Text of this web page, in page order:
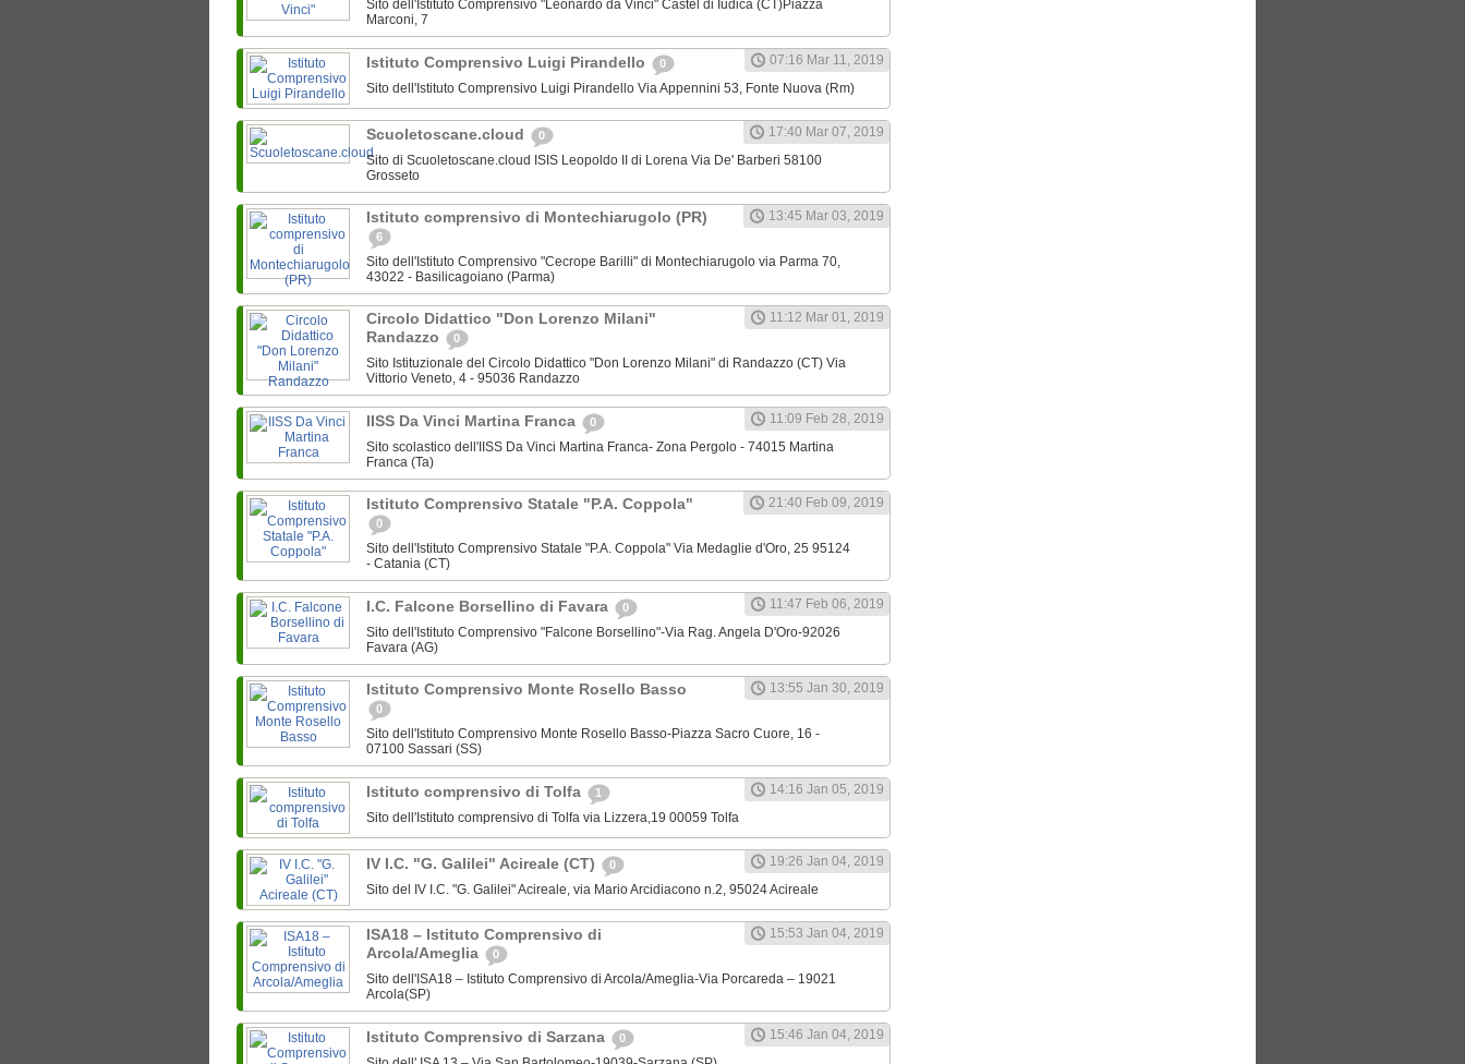
Sito dell'Istituto Comprensivo "Leonardo da Vinci" Castel di Iudica (CT)Piazza
Marconi, 7
Istituto Comprensivo Luigi Pirandello 0
07:16 Mar 11, 2019
Sito dell'Istituto Comprensivo Luigi Pirandello Via Appennini 53, Fonte Nuova (Rm)
Scuoletoscane.cloud 0
17:40 Mar 07, 2019
Sito di Scuoletoscane.cloud ISIS Leopoldo II di Lorena Via De' Barberi 58100
Grosseto
Istituto comprensivo di Montechiarugolo (PR)
6
13:45 Mar 03, 2019
Sito dell'Istituto Comprensivo "Cecrope Barilli" di Montechiarugolo via Parma 70,
43022 - Basilicagoiano (Parma)
Circolo Didattico "Don Lorenzo Milani"
Randazzo
0
11:12 Mar 01, 2019
Sito Istituzionale del Circolo Didattico "Don Lorenzo Milani" di Randazzo (CT) Via
Vittorio Veneto, 4 - 95036 Randazzo
IISS Da Vinci Martina Franca 0
11:09 Feb 28, 2019
Sito scolastico dell'IISS Da Vinci Martina Franca- Zona Pergolo - 74015 Martina
Franca (Ta)
Istituto Comprensivo Statale "P.A. Coppola"
0
21:40 Feb 09, 2019
Sito dell'Istituto Comprensivo Statale "P.A. Coppola" Via Medaglie d'Oro, 25 95124
- Catania (CT)
I.C. Falcone Borsellino di Favara 0
11:47 Feb 06, 2019
Sito dell'Istituto Comprensivo "Falcone Borsellino"-Via Rag. Angela D'Oro-92026
Favara (AG)
Istituto Comprensivo Monte Rosello Basso
0
13:55 Jan 30, 2019
Sito dell'Istituto Comprensivo Monte Rosello Basso-Piazza Sacro Cuore, 16 -
07100 Sassari (SS)
Istituto comprensivo di Tolfa 1
14:16 Jan 05, 2019
Sito dell'Istituto comprensivo di Tolfa via Lizzera,19 00059 Tolfa
IV I.C. "G. Galilei" Acireale (CT) 0
19:26 Jan 04, 2019
Sito del IV I.C. "G. Galilei" Acireale, via Mario Arcidiacono n.2, 95024 Acireale
ISA18 – Istituto Comprensivo di
Arcola/Ameglia
0
15:53 Jan 04, 2019
Sito dell'ISA18 – Istituto Comprensivo di Arcola/Ameglia-Via Porcareda – 19021
Arcola(SP)
Istituto Comprensivo di Sarzana 0
15:46 Jan 04, 2019